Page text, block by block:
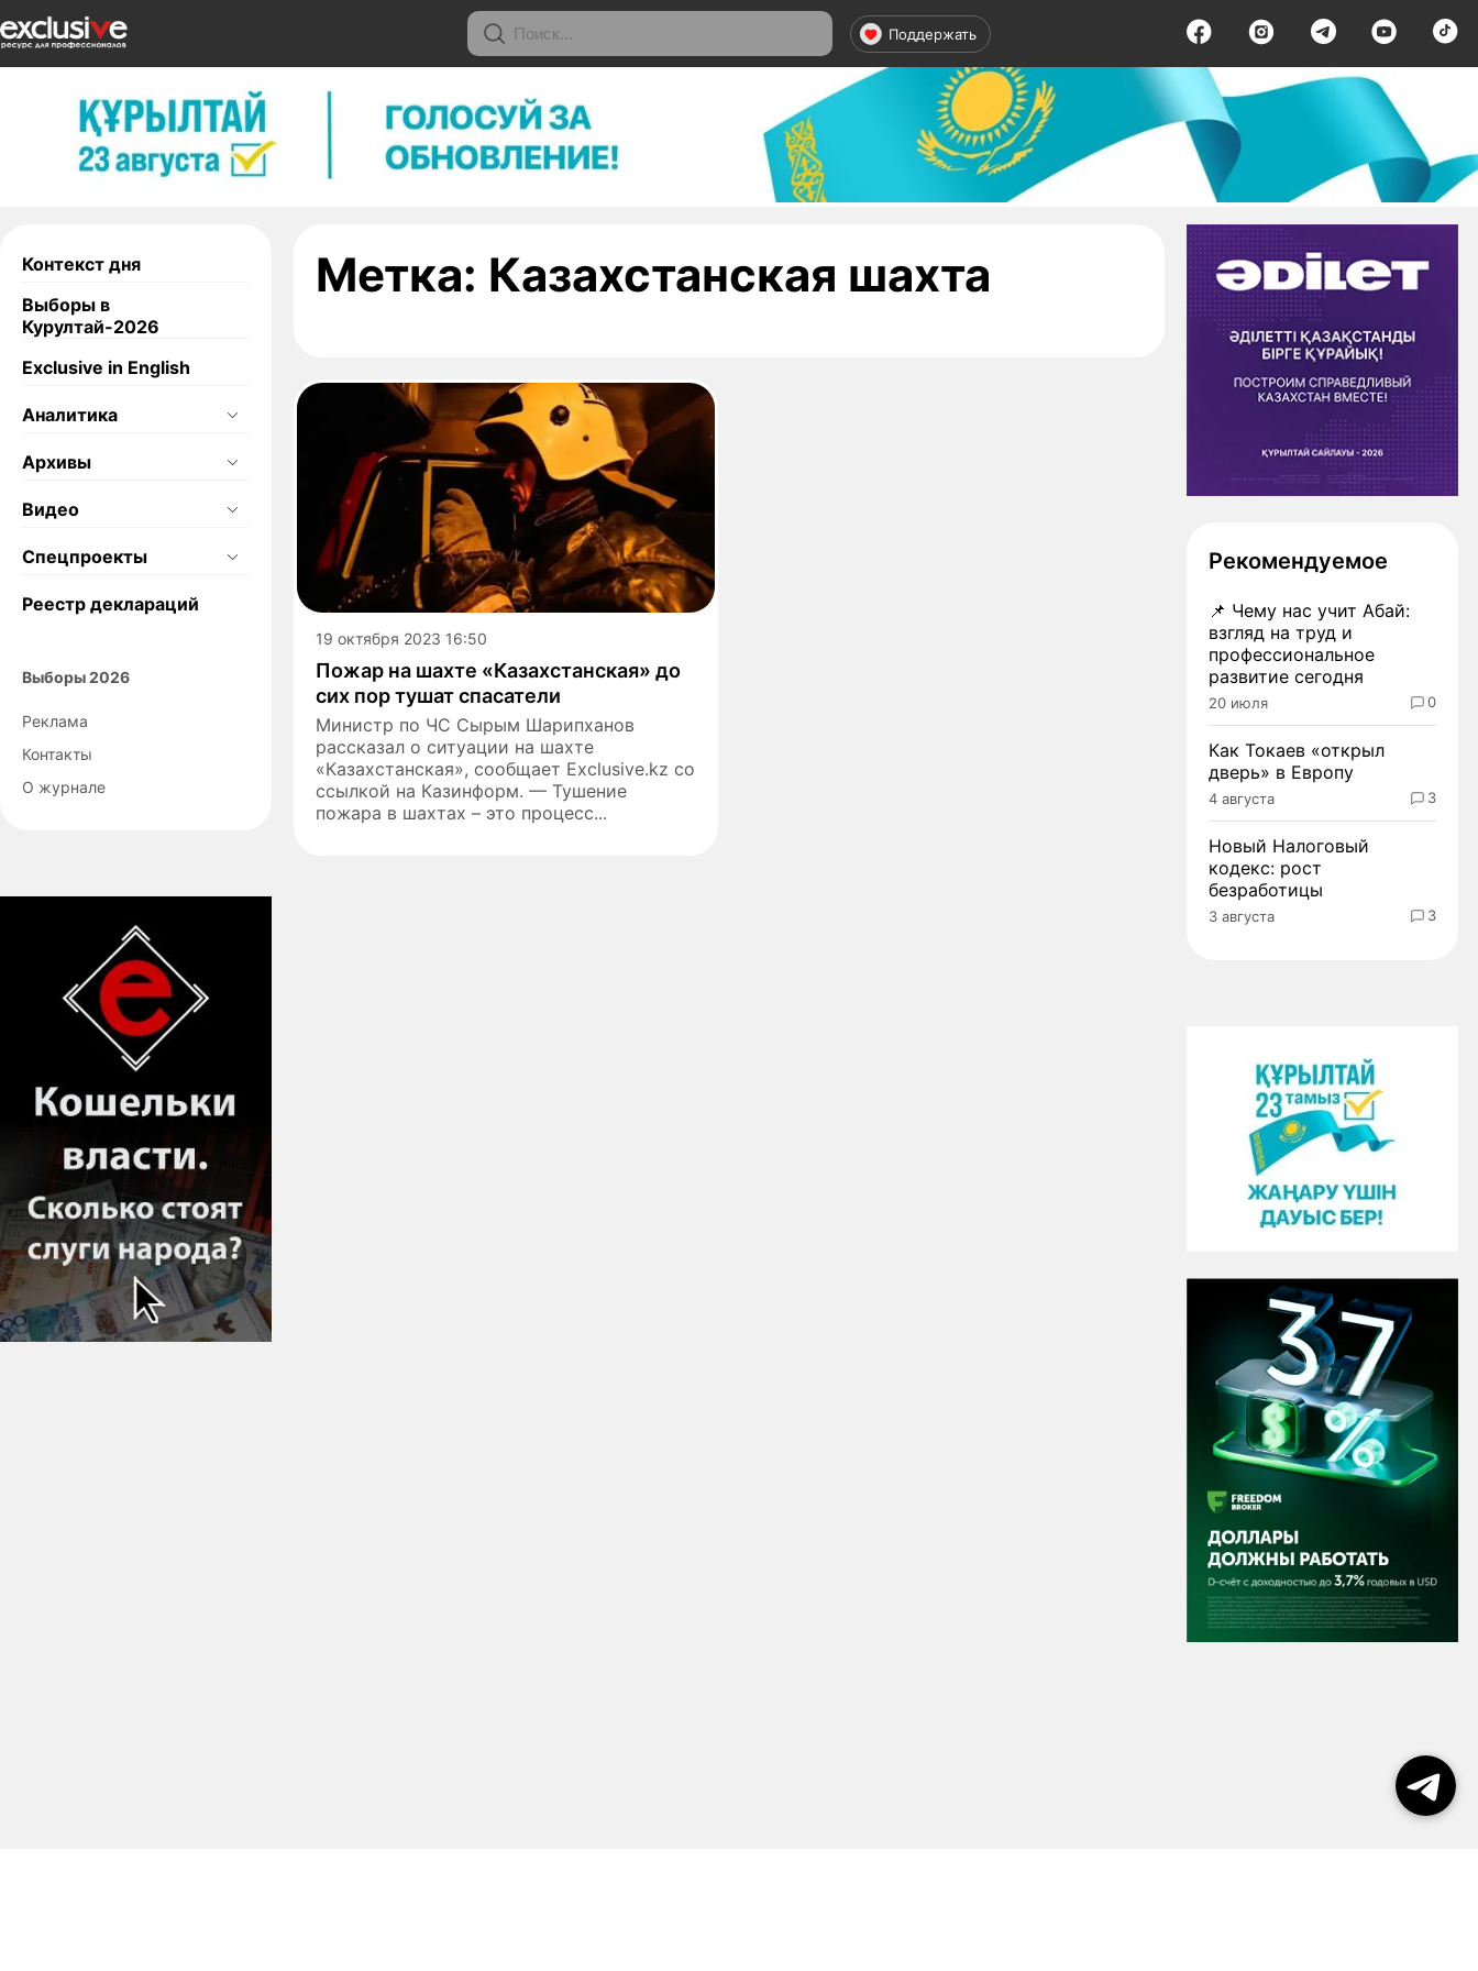
Поддержать
Контекст дня
Выборы в
Курултай-2026
Exclusive in English
Аналитика
Архивы
Видео
Спецпроекты
Реестр деклараций
Выборы 2026
Реклама
Контакты
О журнале
Метка: Казахстанская шахта - страница 1
19 октября 2023 16:50
Пожар на шахте «Казахстанская» до
сих пор тушат спасатели
Министр по ЧС Сырым Шарипханов
рассказал о ситуации на шахте
«Казахстанская», сообщает Exclusive.kz со
ссылкой на Казинформ. — Тушение
пожара в шахтах – это процесс...
Рекомендуемое
📌 Чему нас учит Абай:
взгляд на труд и
профессиональное
развитие сегодня
20 июля 0
Как Токаев «открыл
дверь» в Европу
4 августа 3
Новый Налоговый
кодекс: рост
безработицы
3 августа 3